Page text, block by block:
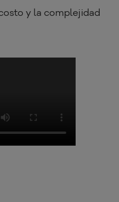
y la complejidad